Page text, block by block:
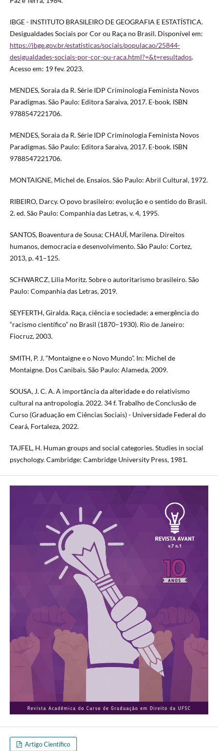
IBGE - INSTITUTO BRASILEIRO DE GEOGRAFIA E ESTATÍSTICA.
Desigualdades Sociais por Cor ou Raça no Brasil. Disponível em:
https://ibge.gov.br/estatisticas/sociais/populacao/25844-
desigualdades-sociais-por-cor-ou-raca.html?=&t=resultados.
Acesso em: 19 fev. 2023.
MENDES, Soraia da R. Série IDP Criminologia Feminista Novos
Paradigmas. São Paulo: Editora Saraiva, 2017. E-book. ISBN
9788547221706.
MENDES, Soraia da R. Série IDP Criminologia Feminista Novos
Paradigmas. São Paulo: Editora Saraiva, 2017. E-book. ISBN
9788547221706.
MONTAIGNE, Michel de. Ensaios. São Paulo: Abril Cultural, 1972.
RIBEIRO, Darcy. O povo brasileiro: evolução e o sentido do Brasil.
2. ed. São Paulo: Companhia das Letras, v. 4, 1995.
SANTOS, Boaventura de Sousa; CHAUÍ, Marilena. Direitos
humanos, democracia e desenvolvimento. São Paulo: Cortez,
2013, p. 41–125.
SCHWARCZ, Lilia Moritz. Sobre o autoritarismo brasileiro. São
Paulo: Companhia das Letras, 2019.
SEYFERTH, Giralda. Raça, ciência e sociedade: a emergência do
“racismo científico” no Brasil (1870–1930). Rio de Janeiro:
Fiocruz, 2003.
SMITH, P. J. “Montaigne e o Novo Mundo”. In: Michel de
Montaigne. Dos Canibais. São Paulo: Alameda, 2009.
SOUSA, J. C. A. A importância da alteridade e do relativismo
cultural na antropologia. 2022. 34 f. Trabalho de Conclusão de
Curso (Graduação em Ciências Sociais) - Universidade Federal do
Ceará, Fortaleza, 2022.
TAJFEL, H. Human groups and social categories. Studies in social
psychology. Cambridge: Cambridge University Press, 1981.
Artigo Científico